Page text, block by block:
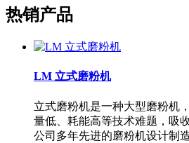
热销产品
LM 立式磨粉机
立式磨粉机是一种大型磨粉机
量低、耗能高等技术难题，吸
公司多年先进的磨粉机设计制